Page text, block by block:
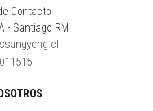
Contacto
- Santiago RM